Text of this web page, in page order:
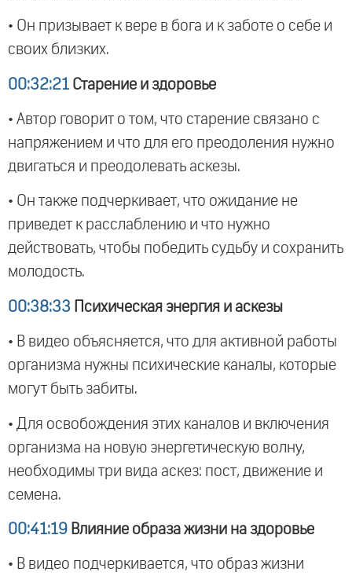
• Он призывает к вере в бога и к заботе о себе и
своих близких.
00:32:21 Старение и здоровье
• Автор говорит о том, что старение связано с
напряжением и что для его преодоления нужно
двигаться и преодолевать аскезы.
• Он также подчеркивает, что ожидание не
приведет к расслаблению и что нужно
действовать, чтобы победить судьбу и сохранить
молодость.
00:38:33 Психическая энергия и аскезы
• В видео объясняется, что для активной работы
организма нужны психические каналы, которые
могут быть забиты.
• Для освобождения этих каналов и включения
организма на новую энергетическую волну,
необходимы три вида аскез: пост, движение и
семена.
00:41:19 Влияние образа жизни на здоровье
• В видео подчеркивается, что образ жизни